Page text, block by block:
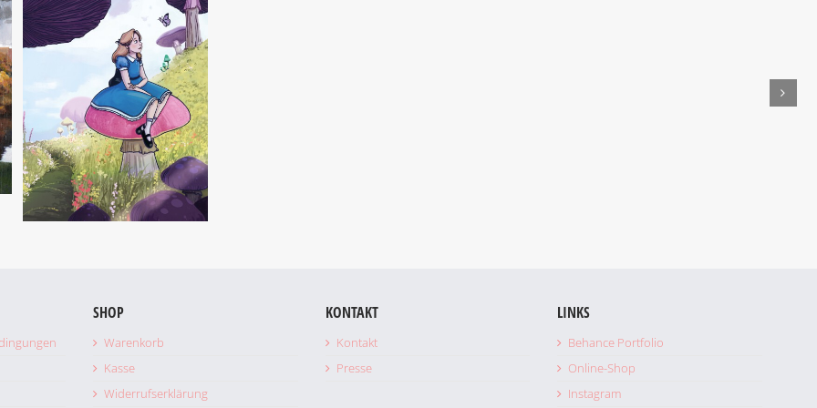
Alice
SHOP
Warenkorb
Kasse
Widerrufserklärung
KONTAKT
Kontakt
Presse
LINKS
Behance Portfolio
Online-Shop
Instagram